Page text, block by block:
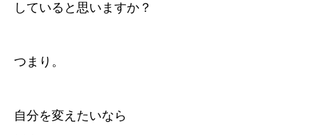
していると思いますか？
つまり。
自分を変えたいなら